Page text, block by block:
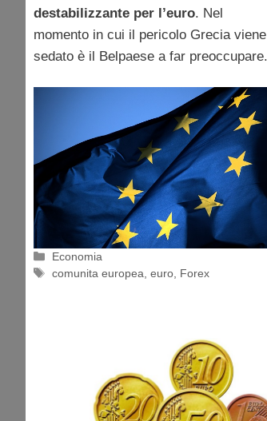
destabilizzante per l’euro. Nel
momento in cui il pericolo Grecia viene
sedato è il Belpaese a far preoccupare.
Categorie
Economia
Tag
comunita europea ,euro Forex